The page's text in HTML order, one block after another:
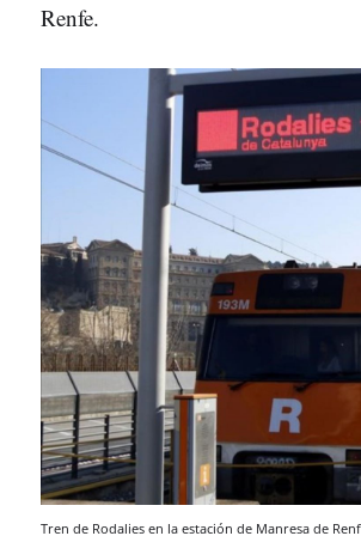
Renfe.
Tren de Rodalies en la estación de Manresa de